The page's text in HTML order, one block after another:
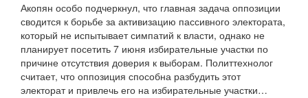
Акопян особо подчеркнул, что главная задача оппозиции
сводится к борьбе за активизацию пассивного электората,
который не испытывает симпатий к власти, однако не
планирует посетить 7 июня избирательные участки по
причине отсутствия доверия к выборам. Политтехнолог
считает, что оппозиция способна разбудить этот
электорат и привлечь его на избирательные участки…